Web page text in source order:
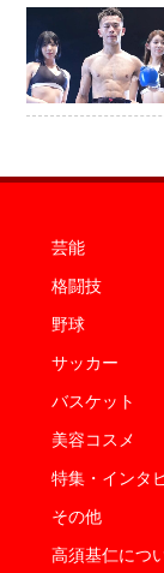
芸能
格闘技
野球
サッカー
バスケット
美容コスメ
特集・インタ
その他
高須基仁につ